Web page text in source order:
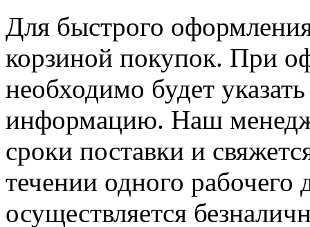
Для быстрого оформления
корзиной покупок. При
необходимо будет
информацию. Наш
сроки поставки и
течении одного рабочего
осуществляется